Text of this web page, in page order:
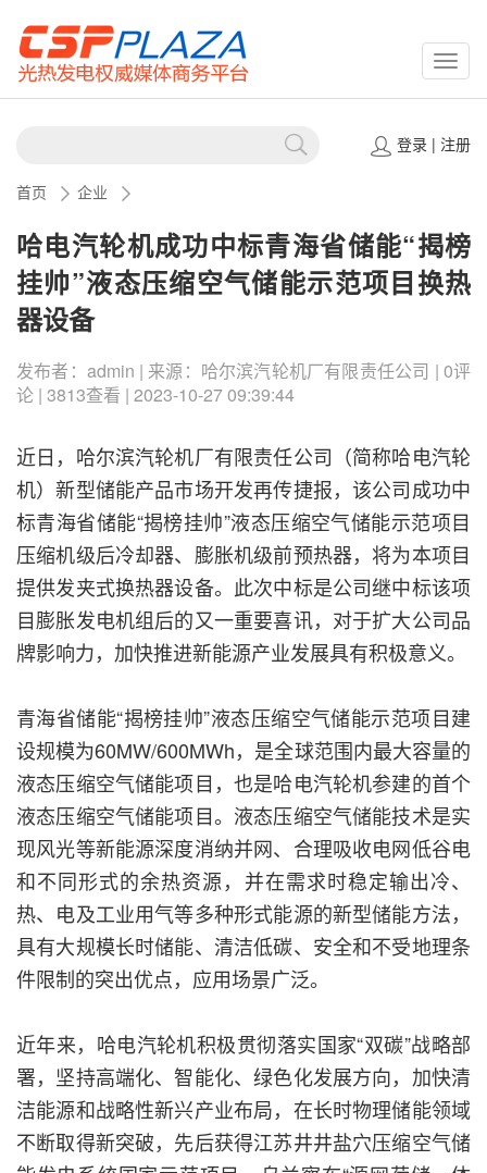
登录| 注册
首页 企业
哈电汽轮机成功中标青海省储能“揭榜
挂帅”液态压缩空气储能示范项目换热
器设备
发布者：admin | 来源：哈尔滨汽轮机厂有限责任公司 | 0评
论 | 3813查看 | 2023-10-27 09:39:44
近日，哈尔滨汽轮机厂有限责任公司（简称哈电汽轮
机）新型储能产品市场开发再传捷报，该公司成功中
标青海省储能“揭榜挂帅”液态压缩空气储能示范项目
压缩机级后冷却器、膨胀机级前预热器，将为本项目
提供发夹式换热器设备。此次中标是公司继中标该项
目膨胀发电机组后的又一重要喜讯，对于扩大公司品
牌影响力，加快推进新能源产业发展具有积极意义。
青海省储能“揭榜挂帅”液态压缩空气储能示范项目建
设规模为60MW/600MWh，是全球范围内最大容量的
液态压缩空气储能项目，也是哈电汽轮机参建的首个
液态压缩空气储能项目。液态压缩空气储能技术是实
现风光等新能源深度消纳并网、合理吸收电网低谷电
和不同形式的余热资源，并在需求时稳定输出冷、
热、电及工业用气等多种形式能源的新型储能方法，
具有大规模长时储能、清洁低碳、安全和不受地理条
件限制的突出优点，应用场景广泛。
近年来，哈电汽轮机积极贯彻落实国家“双碳”战略部
署，坚持高端化、智能化、绿色化发展方向，加快清
洁能源和战略性新兴产业布局，在长时物理储能领域
不断取得新突破，先后获得江苏井井盐穴压缩空气储